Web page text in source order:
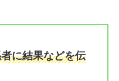
に結果などを伝